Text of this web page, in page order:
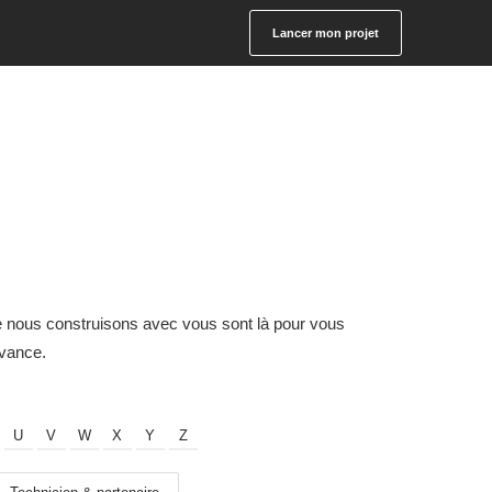
Lancer mon projet
construisons avec vous sont là pour vous
U V W X Y Z